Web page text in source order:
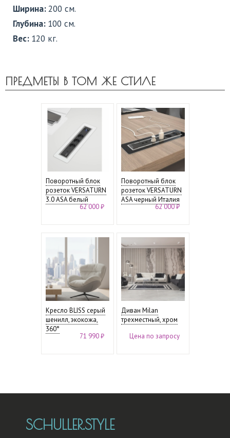
Ширина:200 см.
Глубина: 100 см.
Вес: 120 кг.
ПРЕДМЕТЫ В ТОМ ЖЕ СТИЛЕ
Поворотный блок
розеток VERSATURN
3.0 ASA белый
62 000 ₽
Поворотный блок
розеток VERSATURN
ASA черный Италия
62 000 ₽
Кресло BLISS серый
шенилл, экокожа,
360°
71 990 ₽
Диван Milan
трехместный, хром
Цена по запросу
SCHULLER.STYLE